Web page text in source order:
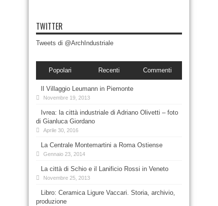
TWITTER
Tweets di @ArchIndustriale
Popolari Recenti Commenti
Il Villaggio Leumann in Piemonte
Novembre 19, 2013
Ivrea: la città industriale di Adriano Olivetti – foto
di Gianluca Giordano
Aprile 30, 2016
La Centrale Montemartini a Roma Ostiense
Gennaio 23, 2014
La città di Schio e il Lanificio Rossi in Veneto
Novembre 25, 2013
Libro: Ceramica Ligure Vaccari. Storia, archivio,
produzione